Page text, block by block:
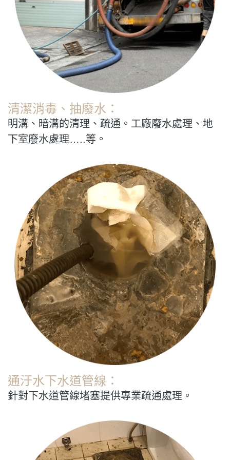
清潔消毒、抽廢水：
明溝、暗溝的清理、疏通。工廠廢水處理、地
下室廢水處理…..等。
通汙水下水道管線：
針對下水道管線堵塞提供專業疏通處理。